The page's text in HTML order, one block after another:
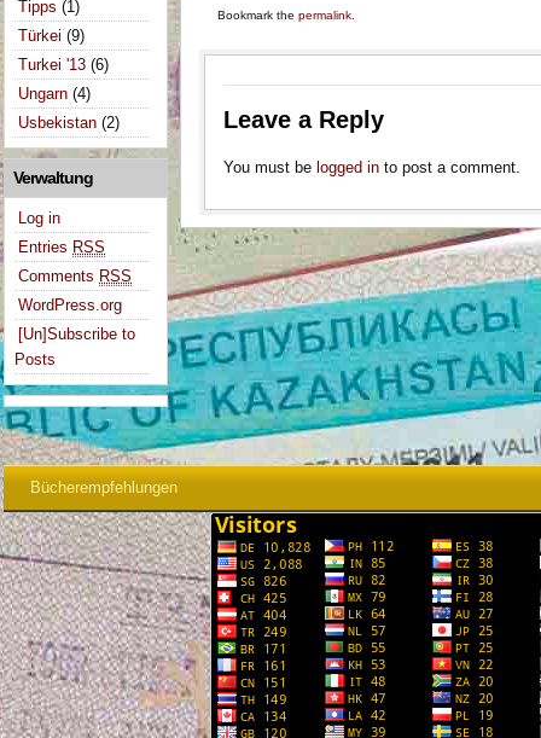
Bookmark thepermalink.
Leave a Reply
You must be logged in to post a comment.
Tipps (1)
Türkei (9)
Turkei '13 (6)
Ungarn (4)
Usbekistan (2)
Verwaltung
Log in
Entries RSS
Comments RSS
WordPress.org
[Un]Subscribe to
Posts
Bücherempfehlungen